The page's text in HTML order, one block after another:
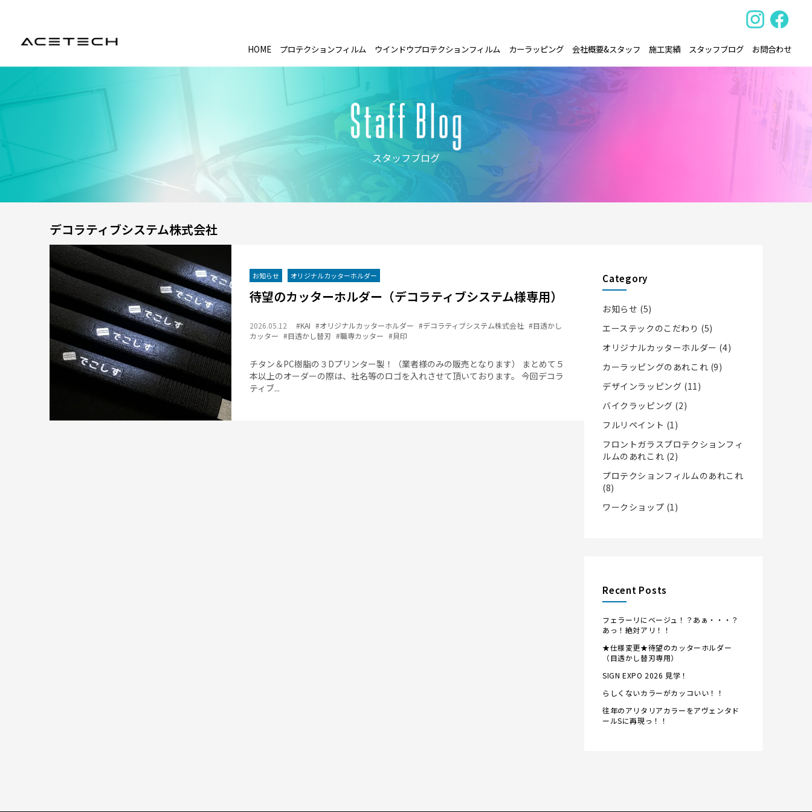
HOME プロテクションフィルム ウインドウプロテクションフィルム カーラッピング 会社概要&スタッフ 施工実績 スタッフブログ お問合わせ
スタッフブログ
デコラティブシステム株式会社
お知らせ オリジナルカッターホルダー
待望のカッターホルダー（デコラティブシステム様専用）
2026.05.12 #KAI #オリジナルカッターホルダー #デコラティブシステム株式会社 #目透かし
カッター #目透かし替刃 #職専カッター #貝印
チタン＆PC樹脂の３Dプリンター製！（業者様のみの販売となります） まとめて５
本以上のオーダーの際は、社名等のロゴを入れさせて頂いております。 今回デコラ
ティブ...
Category
お知らせ (5)
エーステックのこだわり (5)
オリジナルカッターホルダー (4)
カーラッピングのあれこれ (9)
デザインラッピング (11)
バイクラッピング (2)
フルリペイント (1)
フロントガラスプロテクションフィ
ルムのあれこれ (2)
プロテクションフィルムのあれこれ
(8)
ワークショップ (1)
Recent Posts
フェラーリにベージュ！？あぁ・・・？
あっ！絶対アリ！！
★仕様変更★待望のカッターホルダー
（目透かし替刃専用）
SIGN EXPO 2026 見学！
らしくないカラーがカッコいい！！
往年のアリタリアカラーをアヴェンタド
ールSに再現っ！！